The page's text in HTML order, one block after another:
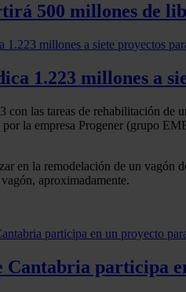
500 millones de
1.223 millones a
las tareas de rehabilitación de
la empresa Progener (grupo
en la remodelación de un vagón
aproximadamente.
participa